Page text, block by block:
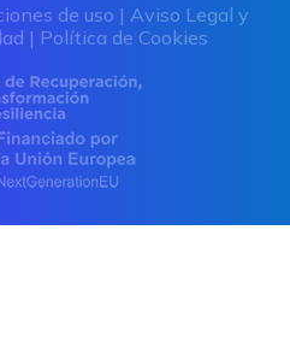
de uso | Aviso Legal y
| Política de Cookies